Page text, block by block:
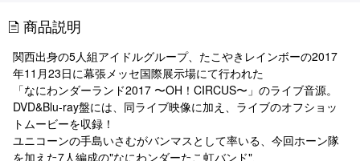
商品説明
関西出身の5人組アイドルグループ、たこやきレインボーの2017
年11月23日に幕張メッセ国際展示場にて⾏われた
「なにわンダーランド2017 〜OH！CIRCUS〜」のライブ音源。
DVD&Blu-ray盤には、同ライブ映像に加え、ライブのオフショッ
トムービーを収録！
ユニコーンの手島いさむがバンマスとして率いる、今回ホーン隊
を加えた7人編成の"なにわンダーたこ虹バンド"、